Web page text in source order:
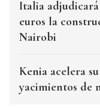
Italia
euros la
Nairobi
Kenia acelera
yacimientos de